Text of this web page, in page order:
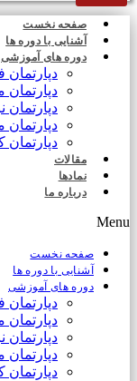
صفحه نخست
آشنایی با دوره ها
دوره های آموزشی
دپارتمان
دپارتمان
دپارتمان
مقالات
نمادها
درباره ما
Menu
صفحه نخست
آشنایی با دوره ها
دوره های آموزشی
دپارتمان
دپارتمان
دپارتمان